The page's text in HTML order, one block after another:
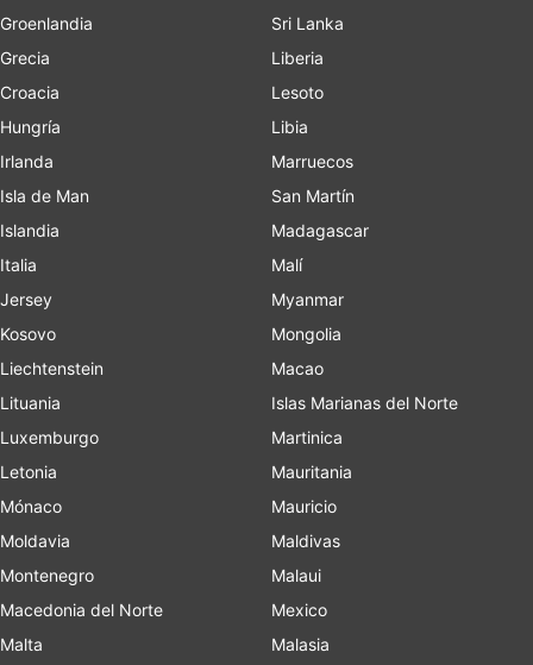
Groenlandia
Grecia
Croacia
Hungría
Irlanda
Isla de Man
Islandia
Italia
Jersey
Kosovo
Liechtenstein
Lituania
Luxemburgo
Letonia
Mónaco
Moldavia
Montenegro
Macedonia del Norte
Malta
Sri Lanka
Liberia
Lesoto
Libia
Marruecos
San Martín
Madagascar
Malí
Myanmar
Mongolia
Macao
Islas Marianas del Norte
Martinica
Mauritania
Mauricio
Maldivas
Malaui
Mexico
Malasia